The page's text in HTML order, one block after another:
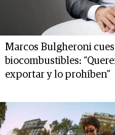
Marcos Bulgheroni
biocombustibles:
exportar y lo prohíben”